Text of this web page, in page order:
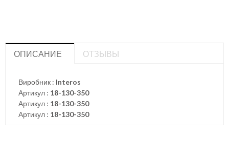
ОПИСАНИЕ ОТЗЫВЫ
Виробник : Interos
Артикул : 18-130-350
Артикул : 18-130-350
Артикул : 18-130-350